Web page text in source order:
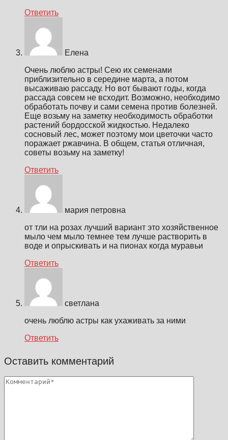
Ответить
Елена
Очень люблю астры! Сею их семенами
приблизительно в середине марта, а потом
высаживаю рассаду. Но вот бывают годы, когда
рассада совсем не всходит. Возможно, необходимо
обработать почву и сами семена против болезней.
Еще возьму на заметку необходимость обработки
растений бордосской жидкостью. Недалеко
сосновый лес, может поэтому мои цветочки часто
поражает ржавчина. В общем, статья отличная,
советы возьму на заметку!
Ответить
мария петровна
от тли на розах лучший вариант это хозяйственное
мыло чем мыло темнее тем лучше растворить в
воде и опрыскивать и на пионах когда муравьи
Ответить
светлана
очень люблю астры как ухаживать за ними
Ответить
Оставить комментарий